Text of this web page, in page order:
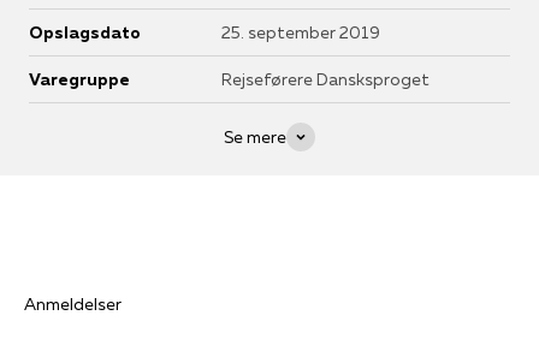
Opslagsdato 25. september 2019
Varegruppe Rejseførere Dansksproget
Se mere
Anmeldelser